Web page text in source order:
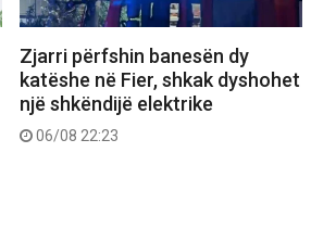
Zjarri përfshin banesën dy
katëshe në Fier, shkak dyshohet
një shkëndijë elektrike
06/08 22:23